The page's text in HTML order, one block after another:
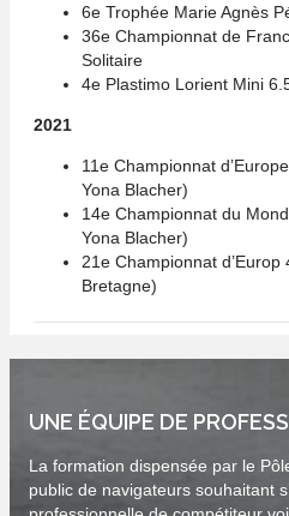
6e Trophée Marie Agnès
36e Championnat de
Solitaire
4e Plastimo Lorient Mini
2021
11e Championnat
Yona Blacher)
14e Championnat du
Yona Blacher)
21e Championnat
Bretagne)
UNE ÉQUIPE DE
La formation dispensée par le
public de navigateurs souhaitant